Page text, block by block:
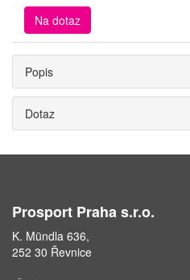
Na dotaz
Popis
Dotaz
Prosport Praha s.r.o.
K. Mündla 636,
252 30 Řevnice